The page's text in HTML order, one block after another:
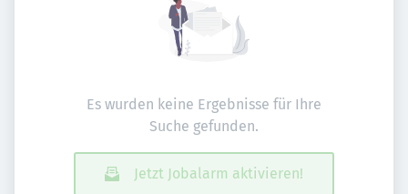
Es wurden keine Ergebnisse für Ihre
Suche gefunden.
Jetzt Jobalarm aktivieren!